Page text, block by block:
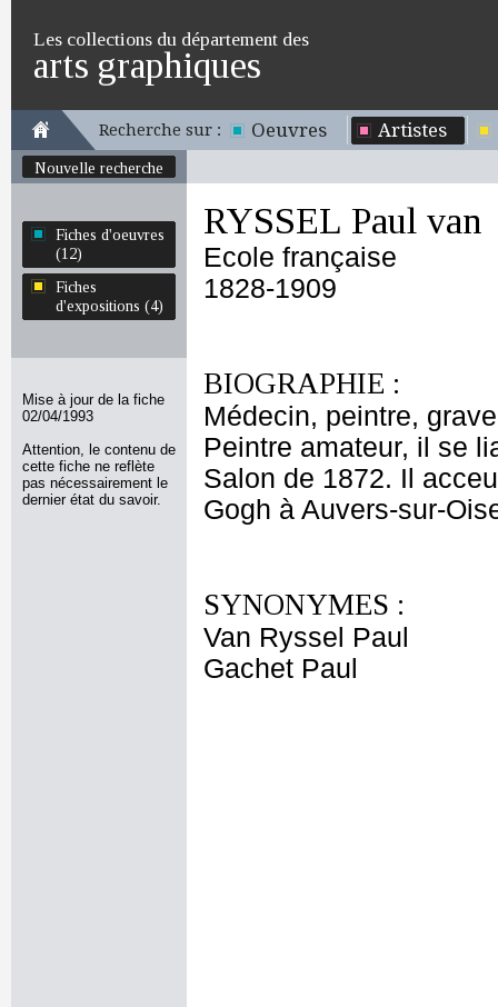
Les collections du département des
arts graphiques
Recherche sur : Oeuvres Artistes
Nouvelle recherche
Fiches d'oeuvres
(12)
Fiches
d'expositions (4)
Mise à jour de la fiche
02/04/1993
Attention, le contenu de
cette fiche ne reflète
pas nécessairement le
dernier état du savoir.
RYSSEL Paul van
Ecole française
1828-1909
BIOGRAPHIE :
Médecin, peintre,
Peintre amateur, il se
Salon de 1872. Il
Gogh à Auvers-sur-
SYNONYMES :
Van Ryssel Paul
Gachet Paul